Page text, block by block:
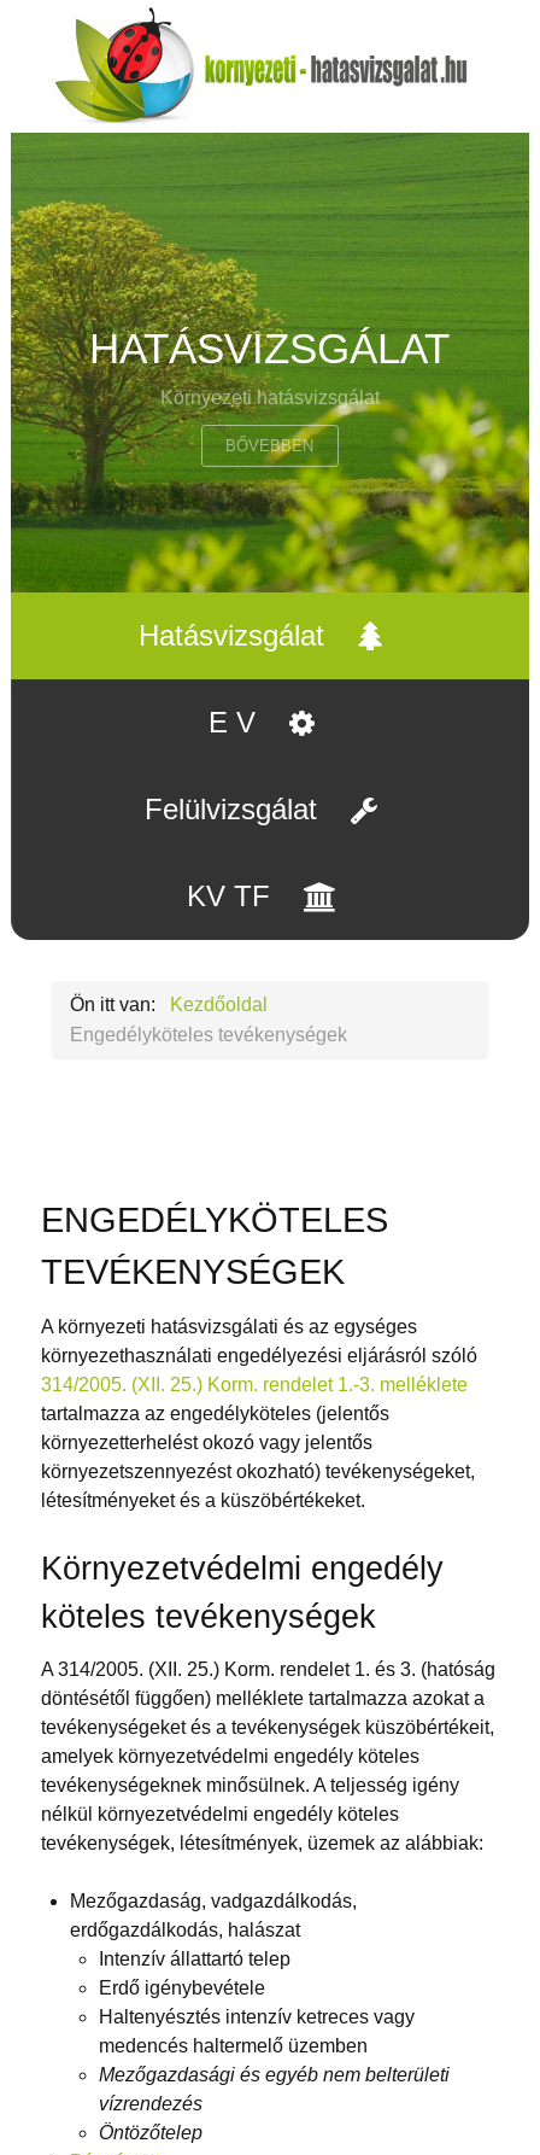
HATÁSVIZSGÁLAT
Környezeti hatásvizsgálat
BŐVEBBEN
Hatásvizsgálat
E V
Felülvizsgálat
KV TF
Ön itt van:
Kezdőoldal
Engedélyköteles tevékenységek
ENGEDÉLYKÖTELES
TEVÉKENYSÉGEK
A környezeti hatásvizsgálati és az egységes
környezethasználati engedélyezési eljárásról szóló
314/2005. (XII. 25.) Korm. rendelet 1.-3. melléklete
tartalmazza az engedélyköteles (jelentős
környezetterhelést okozó vagy jelentős
környezetszennyezést okozható) tevékenységeket,
létesítményeket és a küszöbértékeket.
Környezetvédelmi engedély
köteles tevékenységek
A 314/2005. (XII. 25.) Korm. rendelet 1. és 3. (hatóság
döntésétől függően) melléklete tartalmazza azokat a
tevékenységeket és a tevékenységek küszöbértékeit,
amelyek környezetvédelmi engedély köteles
tevékenységeknek minősülnek. A teljesség igény
nélkül környezetvédelmi engedély köteles
tevékenységek, létesítmények, üzemek az alábbiak:
Mezőgazdaság, vadgazdálkodás,
erdőgazdálkodás, halászat
Intenzív állattartó telep
Erdő igénybevétele
Haltenyésztés intenzív ketreces vagy
medencés haltermelő üzemben
Mezőgazdasági és egyéb nem belterületi
vízrendezés
Öntözőtelep